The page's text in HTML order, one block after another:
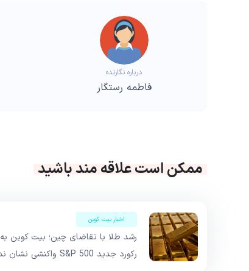
درباره نگارنده
فاطمه رستگار
ممکن است علاقه مند باشید
اخبار بیت کوین
رشد طلا با تقاضای چین؛ بیت کوین به
رکورد جدید S&P 500 واکنشی نشان نداد